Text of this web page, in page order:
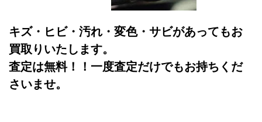
キズ・ヒビ・汚れ・変色・サビがあってもお
買取りいたします。
査定は無料！！一度査定だけでもお持ちくだ
さいませ。